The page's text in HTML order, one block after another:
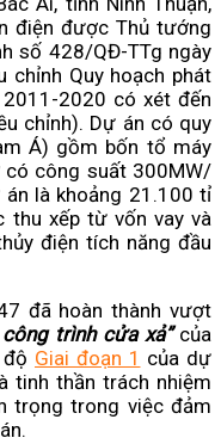
điện được Thủ tướng
số 428/QĐ-TTg ngày
chỉnh Quy hoạch phát
2020 có xét đến
chỉnh). Dự án có quy
Á) gồm bốn tổ máy
công suất 300MW/
là khoảng 21.100 tỉ
thu xếp từ vốn vay và
điện tích năng đầu
đã hoàn thành vượt
công trình cửa xả”của
Giai đoạn 1 của dự
tinh thần trách nhiệm
trọng trong việc đảm